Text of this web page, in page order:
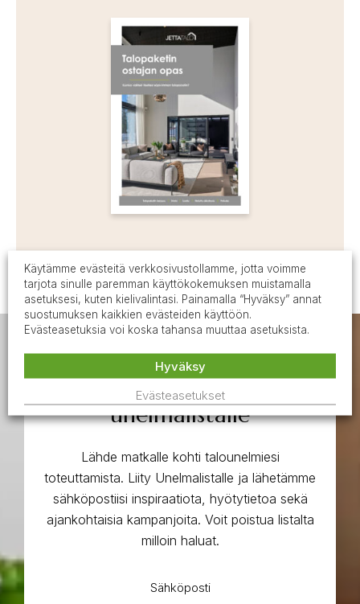
Talounelmat todeksi – liity
unelmalistalle
Lähde matkalle kohti talounelmiesi
toteuttamista. Liity Unelmalistalle ja lähetämme
sähköpostiisi inspiraatiota, hyötytietoa sekä
ajankohtaisia kampanjoita. Voit poistua listalta
milloin haluat.
Käytämme evästeitä verkkosivustollamme, jotta voimme
tarjota sinulle paremman käyttökokemuksen muistamalla
asetuksesi, kuten kielivalintasi. Painamalla “Hyväksy” annat
suostumuksen kaikkien evästeiden käyttöön.
Evästeasetuksia voi koska tahansa muuttaa asetuksista.
Evästeasetukset
Hyväksy